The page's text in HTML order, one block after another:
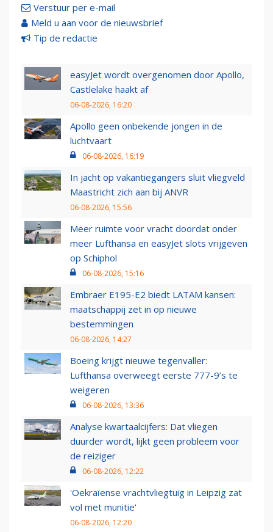
Verstuur per e-mail
Meld u aan voor de nieuwsbrief
Tip de redactie
easyJet wordt overgenomen door Apollo,
Castlelake haakt af
06-08-2026, 16:20
Apollo geen onbekende jongen in de
luchtvaart
06-08-2026, 16:19
In jacht op vakantiegangers sluit vliegveld
Maastricht zich aan bij ANVR
06-08-2026, 15:56
Meer ruimte voor vracht doordat onder
meer Lufthansa en easyJet slots vrijgeven
op Schiphol
06-08-2026, 15:16
Embraer E195-E2 biedt LATAM kansen:
maatschappij zet in op nieuwe
bestemmingen
06-08-2026, 14:27
Boeing krijgt nieuwe tegenvaller:
Lufthansa overweegt eerste 777-9’s te
weigeren
06-08-2026, 13:36
Analyse kwartaalcijfers: Dat vliegen
duurder wordt, lijkt geen probleem voor
de reiziger
06-08-2026, 12:22
'Oekraïense vrachtvliegtuig in Leipzig zat
vol met munitie'
06-08-2026, 12:20